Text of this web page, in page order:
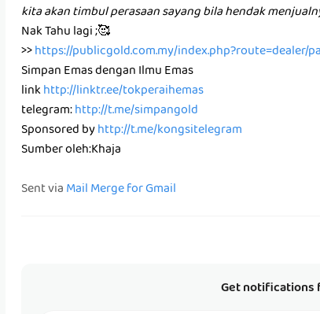
kita akan timbul perasaan sayang bila hendak
Nak Tahu lagi ;🥰
>>https://publicgold.com.my/index.php?route=dealer/
Simpan Emas dengan Ilmu Emas
linkhttp://linktr.ee/tokperaihemas
telegram:http://t.me/simpangold
Sponsored byhttp://t.me/kongsitelegram
Sumber oleh:Khaja
Sent viaMail Merge for Gmail
Get notifications